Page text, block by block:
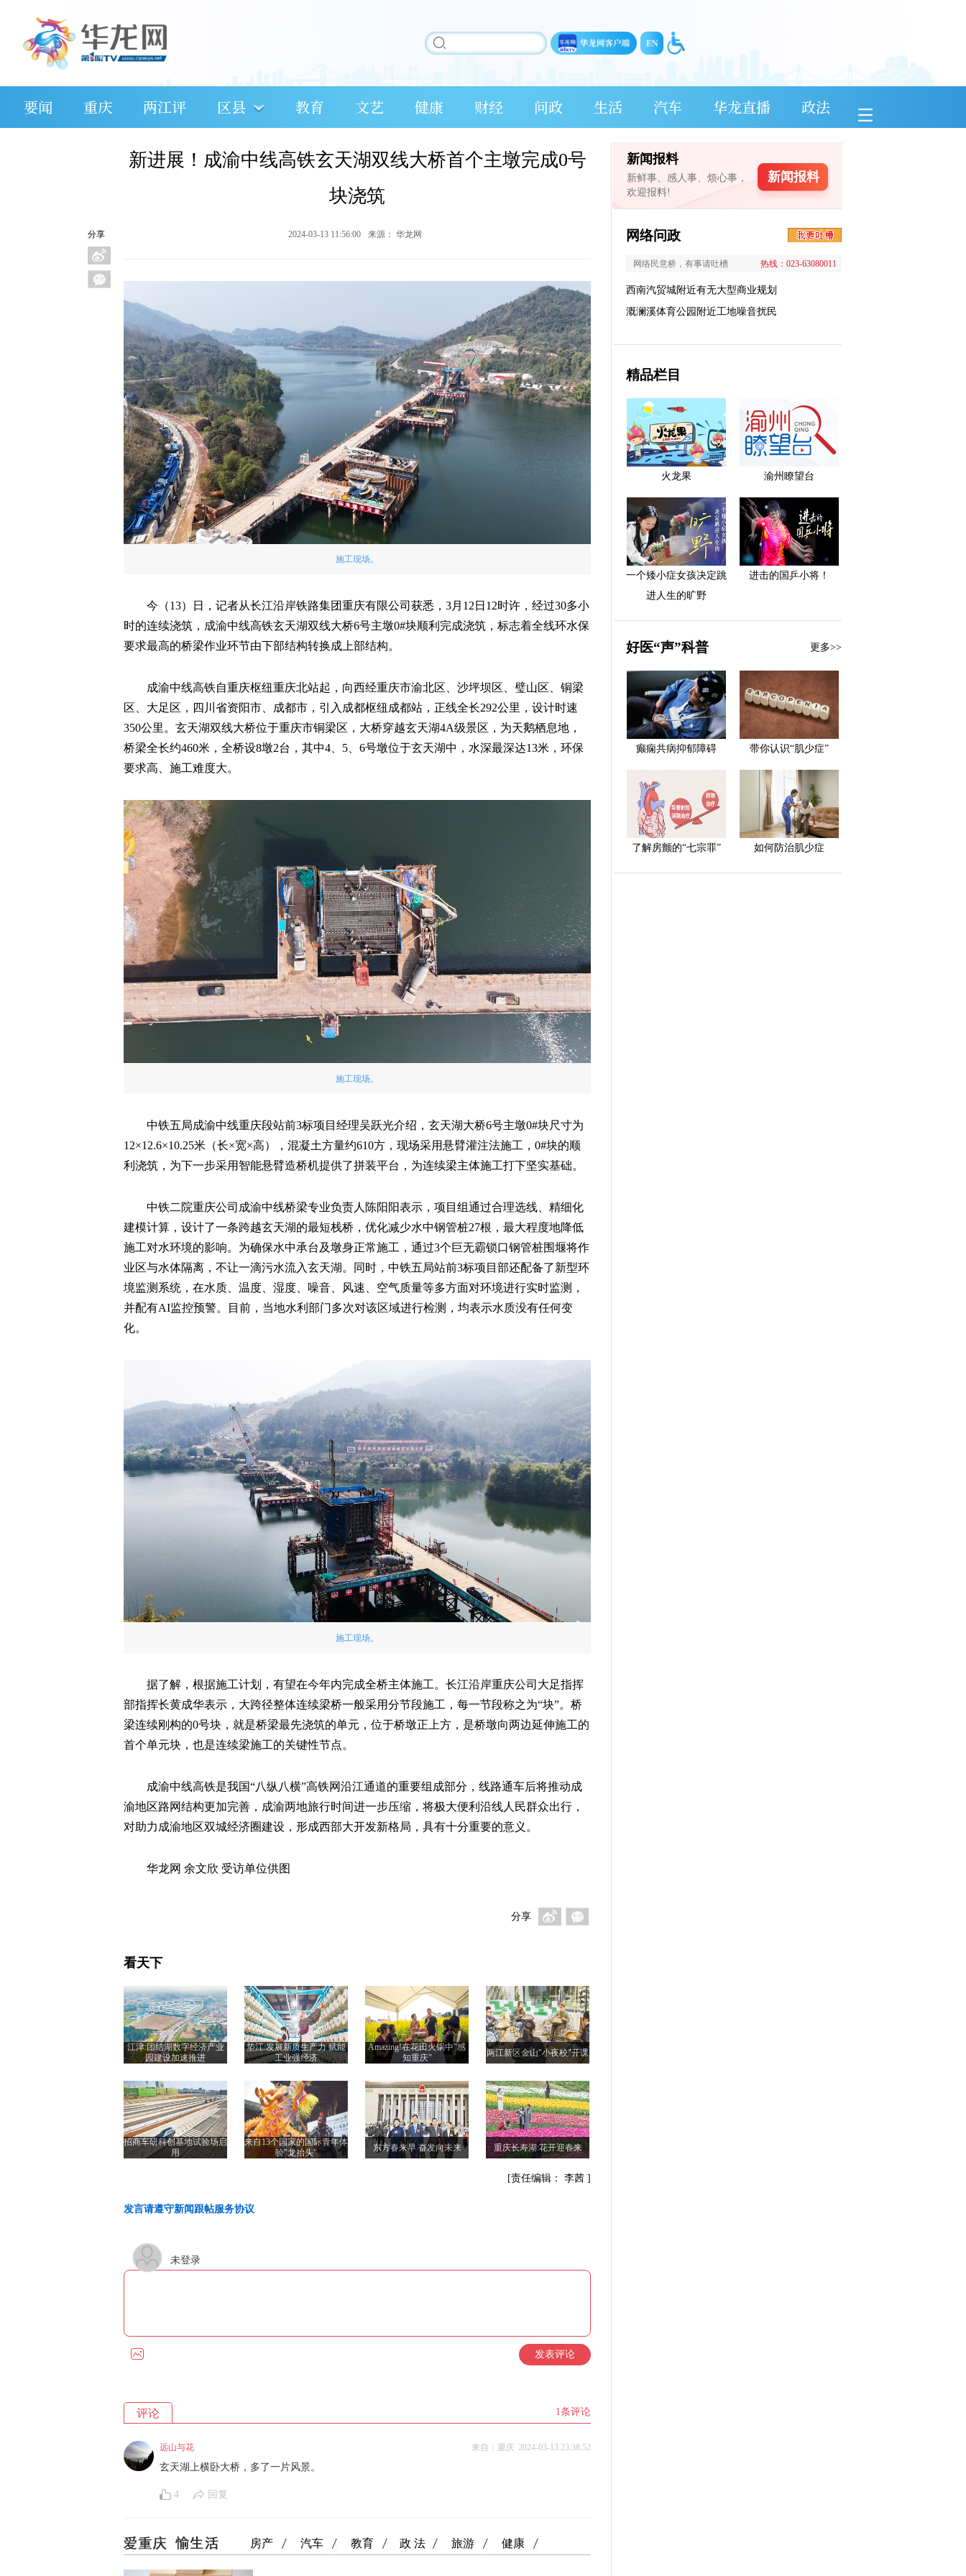
要闻 重庆 两江评 区县 教育 文艺 健康 财经 问政 生活 汽车 华龙直播 政法
分享
新进展！成渝中线高铁玄天湖双线大桥首个主墩完成0号
块浇筑
2024-03-13 11:56:00 来源： 华龙网
施工现场。
今（13）日，记者从长江沿岸铁路集团重庆有限公司获悉，3月12日12时许，经过30多小
时的连续浇筑，成渝中线高铁玄天湖双线大桥6号主墩0#块顺利完成浇筑，标志着全线环水保
要求最高的桥梁作业环节由下部结构转换成上部结构。
成渝中线高铁自重庆枢纽重庆北站起，向西经重庆市渝北区、沙坪坝区、璧山区、铜梁
区、大足区，四川省资阳市、成都市，引入成都枢纽成都站，正线全长292公里，设计时速
350公里。玄天湖双线大桥位于重庆市铜梁区，大桥穿越玄天湖4A级景区，为天鹅栖息地，
桥梁全长约460米，全桥设8墩2台，其中4、5、6号墩位于玄天湖中，水深最深达13米，环保
要求高、施工难度大。
施工现场。
中铁五局成渝中线重庆段站前3标项目经理吴跃光介绍，玄天湖大桥6号主墩0#块尺寸为
12×12.6×10.25米（长×宽×高），混凝土方量约610方，现场采用悬臂灌注法施工，0#块的顺
利浇筑，为下一步采用智能悬臂造桥机提供了拼装平台，为连续梁主体施工打下坚实基础。
中铁二院重庆公司成渝中线桥梁专业负责人陈阳阳表示，项目组通过合理选线、精细化
建模计算，设计了一条跨越玄天湖的最短栈桥，优化减少水中钢管桩27根，最大程度地降低
施工对水环境的影响。为确保水中承台及墩身正常施工，通过3个巨无霸锁口钢管桩围堰将作
业区与水体隔离，不让一滴污水流入玄天湖。同时，中铁五局站前3标项目部还配备了新型环
境监测系统，在水质、温度、湿度、噪音、风速、空气质量等多方面对环境进行实时监测，
并配有AI监控预警。目前，当地水利部门多次对该区域进行检测，均表示水质没有任何变
化。
施工现场。
据了解，根据施工计划，有望在今年内完成全桥主体施工。长江沿岸重庆公司大足指挥
部指挥长黄成华表示，大跨径整体连续梁桥一般采用分节段施工，每一节段称之为“块”。桥
梁连续刚构的0号块，就是桥梁最先浇筑的单元，位于桥墩正上方，是桥墩向两边延伸施工的
首个单元块，也是连续梁施工的关键性节点。
成渝中线高铁是我国“八纵八横”高铁网沿江通道的重要组成部分，线路通车后将推动成
渝地区路网结构更加完善，成渝两地旅行时间进一步压缩，将极大便利沿线人民群众出行，
对助力成渝地区双城经济圈建设，形成西部大开发新格局，具有十分重要的意义。
华龙网 余文欣 受访单位供图
分享
看天下
江津:团结湖数字经济产业
园建设加速推进
垫江:发展新质生产力 赋能
工业强经济
Amazing!在花田火锅中"感
知重庆"
两江新区金山"小夜校"开课
招商车研科创基地试验场启
用
来自13个国家的国际青年体
验"龙抬头"
东方春来早 奋发向未来 重庆长寿湖:花开迎春来
[责任编辑： 李茜 ]
发言请遵守新闻跟帖服务协议
未登录
发表评论
评论 1条评论
2024-03-13 23:38:52
来自：重庆
远山与花
玄天湖上横卧大桥，多了一片风景。
4 回复
房产 汽车 教育 政 法 旅游 健康
新闻报料
新鲜事、感人事、烦心事，
欢迎报料!
新闻报料
网络问政
网络民意桥，有事请吐槽 热线：023-63080011
西南汽贸城附近有无大型商业规划
溉澜溪体育公园附近工地噪音扰民
精品栏目
火龙果 渝州瞭望台
一个矮小症女孩决定跳
进人生的旷野
进击的国乒小将！
好医“声”科普 更多>>
癫痫共病抑郁障碍 带你认识“肌少症”
了解房颤的“七宗罪” 如何防治肌少症